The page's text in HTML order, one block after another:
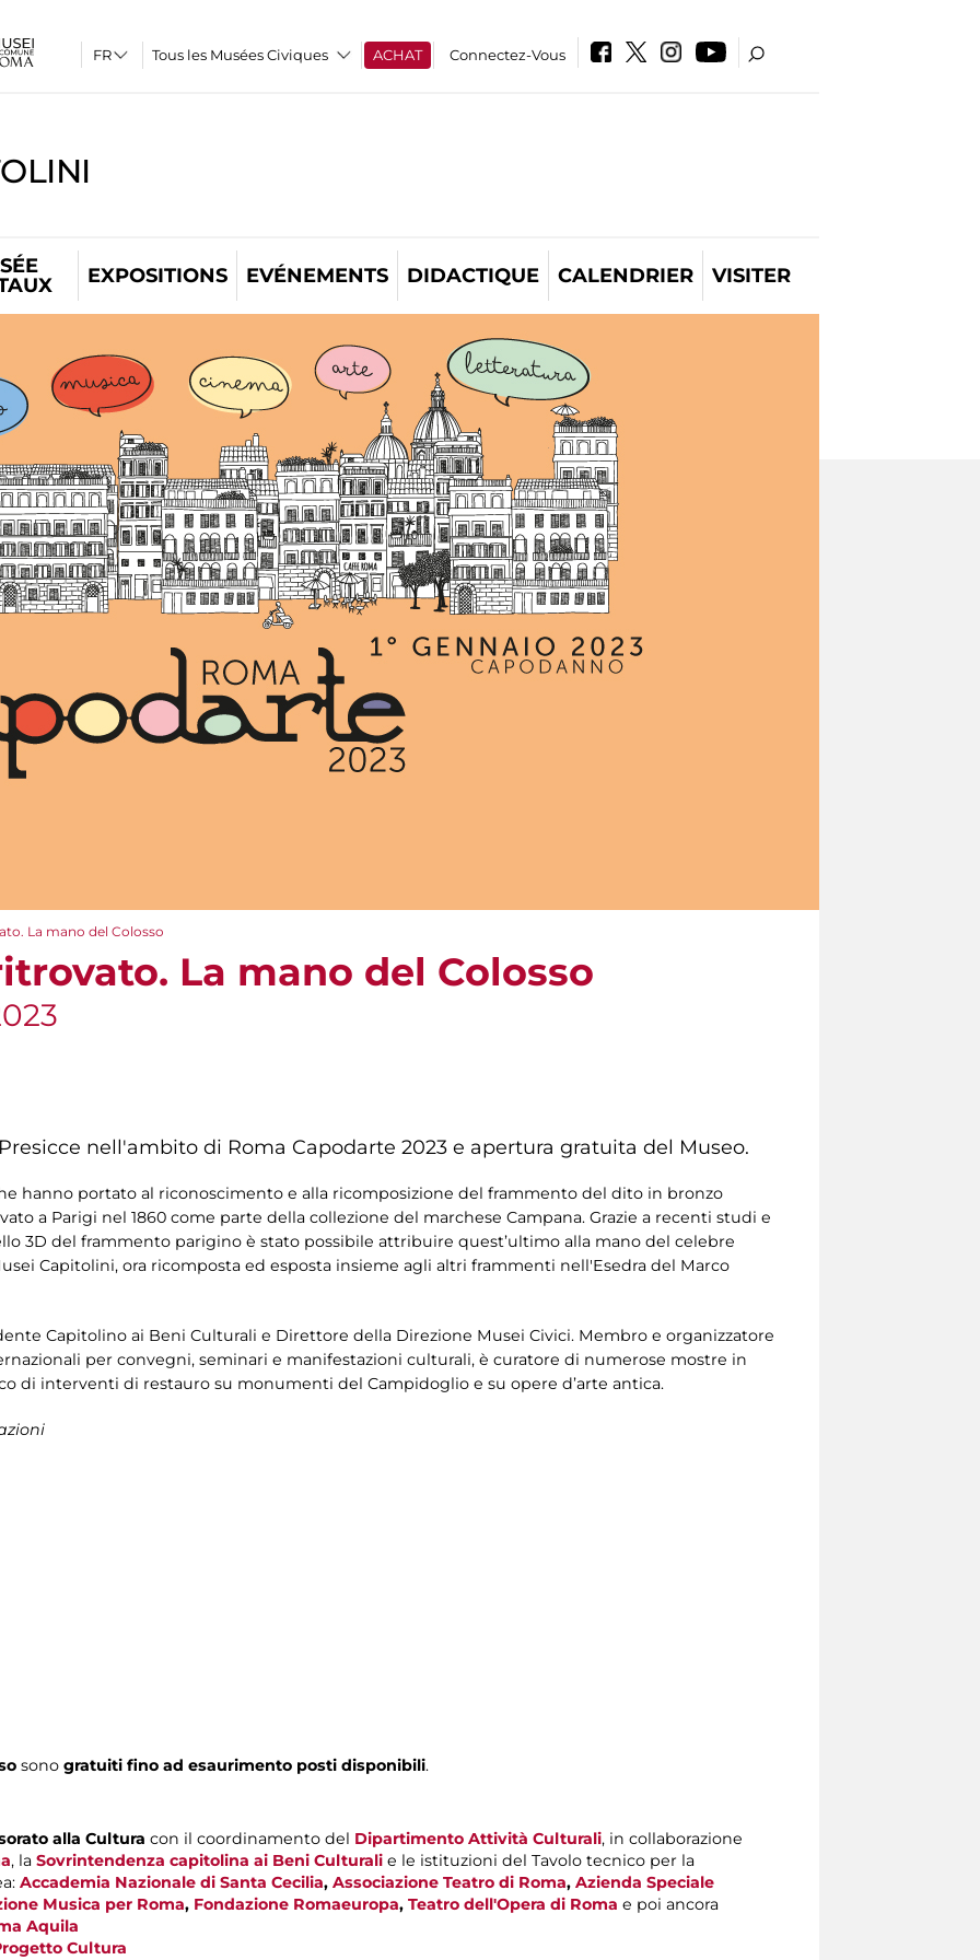
Tous les Musées Civiques ACHAT Connectez-Vous
EXPOSITIONS EVÉNEMENTS DIDACTIQUE CALENDRIER VISITER
La mano del Colosso
La mano del Colosso
nell'ambito di Roma Capodarte 2023 e apertura gratuita del Museo.
hanno portato al riconoscimento e alla ricomposizione del frammento del dito in bronzo
a Parigi nel 1860 come parte della collezione del marchese Campana. Grazie a recenti studi e
3D del frammento parigino è stato possibile attribuire quest’ultimo alla mano del celebre
Capitolini, ora ricomposta ed esposta insieme agli altri frammenti nell'Esedra del Marco
Capitolino ai Beni Culturali e Direttore della Direzione Musei Civici. Membro e organizzatore
per convegni, seminari e manifestazioni culturali, è curatore di numerose mostre in
di interventi di restauro su monumenti del Campidoglio e su opere d’arte antica.
sono gratuiti fino ad esaurimento posti disponibili.
alla Cultura con il coordinamento del Dipartimento Attività Culturali, in collaborazione
, la Sovrintendenza capitolina ai Beni Culturali e le istituzioni del Tavolo tecnico per la
Accademia Nazionale di Santa Cecilia, Associazione Teatro di Roma, Azienda Speciale
Musica per Roma, Fondazione Romaeuropa, Teatro dell'Opera di Roma e poi ancora
Aquila
Cultura